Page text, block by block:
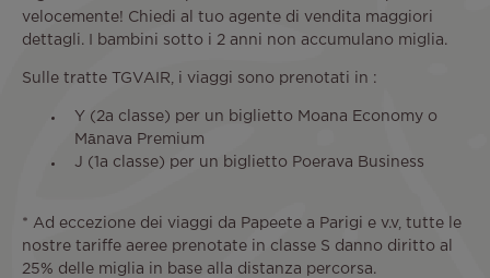
velocemente! Chiedi al tuo agente di vendita maggiori
dettagli. I bambini sotto i 2 anni non accumulano miglia.
Sulle tratte TGVAIR, i viaggi sono prenotati in :
Y (2a classe) per un biglietto Moana Economy o
Mānava Premium
J (1a classe) per un biglietto Poerava Business
* Ad eccezione dei viaggi da Papeete a Parigi e v.v, tutte le
nostre tariffe aeree prenotate in classe S danno diritto al
25% delle miglia in base alla distanza percorsa.